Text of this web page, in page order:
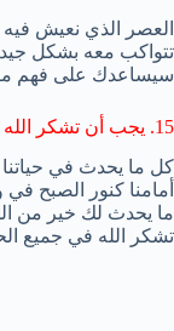
العصر الذي نعيش
تتواكب معه بشكل جيد
سيساعدك على فهم
15. يجب أن تشكر الله على كل شئ في نهاية اليوم وبدايته:
كل ما يحدث في حياتنا
أمامنا كنور الصبح
ما يحدث لك خير من
تشكر الله في جميع